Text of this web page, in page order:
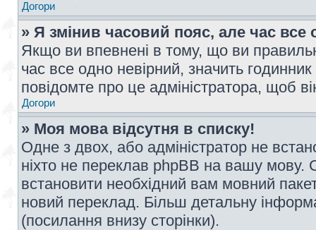
Догори
» Я змінив часовий пояс, але час все
Якщо ви впевнені в тому, що ви
час все одно невірний, значить
повідомте про це адміністратора, щоб
Догори
» Моя мова відсутня в списку!
Одне з двох, або адміністратор не
ніхто не переклав phpBB на вашу мову.
встановити необхідний вам мовний
новий переклад. Більш детальну
(посилання внизу сторінки).